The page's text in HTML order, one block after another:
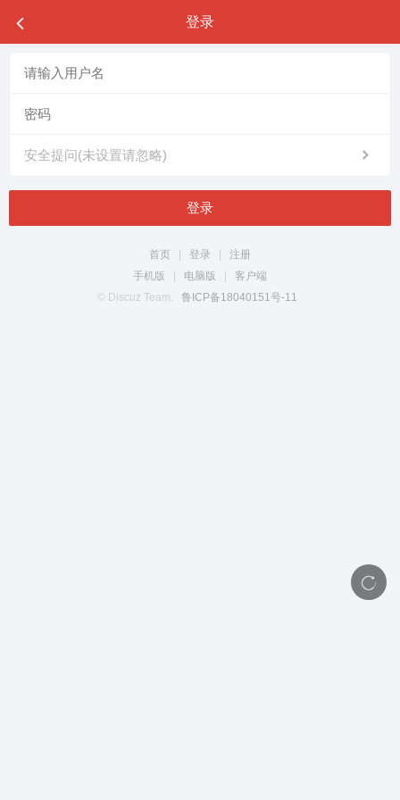
登录
安全提问(未设置请忽略)
登录
首页 登录
注册
手机版
电脑版
客户端
© Discuz Team.
鲁ICP备18040151号-11